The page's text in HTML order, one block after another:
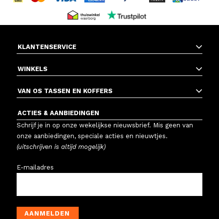
KLANTENSERVICE
WINKELS
VAN OS TASSEN EN KOFFERS
ACTIES & AANBIEDINGEN
Schrijf je in op onze wekelijkse nieuwsbrief. Mis geen van
onze aanbiedingen, speciale acties en nieuwtjes.
(uitschrijven is altijd mogelijk)
E-mailadres
AANMELDEN